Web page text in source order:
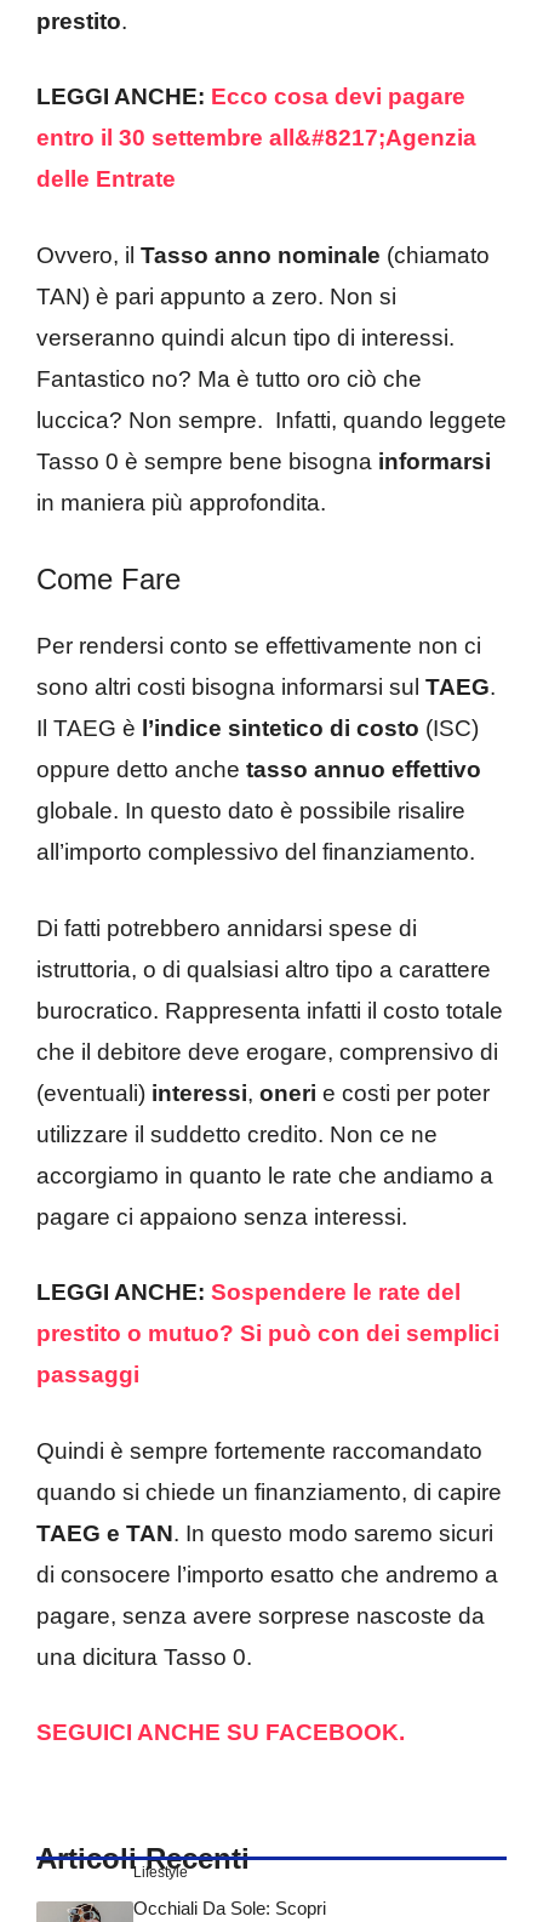
prestito.
LEGGI ANCHE: Ecco cosa devi pagare
entro il 30 settembre all&#8217;Agenzia
delle Entrate
Ovvero, il Tasso anno nominale (chiamato
TAN) è pari appunto a zero. Non si
verseranno quindi alcun tipo di interessi.
Fantastico no? Ma è tutto oro ciò che
luccica? Non sempre. Infatti, quando leggete
Tasso 0 è sempre bene bisogna informarsi
in maniera più approfondita.
Come Fare
Per rendersi conto se effettivamente non ci
sono altri costi bisogna informarsi sul TAEG.
Il TAEG è l’indice sintetico di costo (ISC)
oppure detto anche tasso annuo effettivo
globale. In questo dato è possibile risalire
all’importo complessivo del finanziamento.
Di fatti potrebbero annidarsi spese di
istruttoria, o di qualsiasi altro tipo a carattere
burocratico. Rappresenta infatti il costo totale
che il debitore deve erogare, comprensivo di
(eventuali) interessi, oneri e costi per poter
utilizzare il suddetto credito. Non ce ne
accorgiamo in quanto le rate che andiamo a
pagare ci appaiono senza interessi.
LEGGI ANCHE: Sospendere le rate del
prestito o mutuo? Si può con dei semplici
passaggi
Quindi è sempre fortemente raccomandato
quando si chiede un finanziamento, di capire
TAEG e TAN. In questo modo saremo sicuri
di consocere l’importo esatto che andremo a
pagare, senza avere sorprese nascoste da
una dicitura Tasso 0.
SEGUICI ANCHE SU FACEBOOK.
Articoli Recenti
Lifestyle
Occhiali Da Sole: Scopri